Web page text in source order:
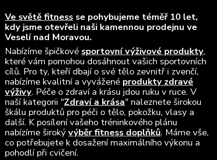
Ve světě fitness se pohybujeme téměř 10 let,
kdy jsme otevřeli naši kamennou prodejnu ve
Veselí nad Moravou.
Nabízíme špičkovésportovní výživové produkty,
které vám pomohou dosáhnout vašich sportovních
cílů. Pro ty, kteří dbají o své tělo zevnitř i zvenčí,
nabízíme kvalitní a vyvážené produkty zdravé
výživy. Péče o zdraví a krásu jdou ruku v ruce. V
naší kategorii "Zdraví a krása" naleznete širokou
škálu produktů pro péči o tělo, pokožku, vlasy a
další. K posílení vašeho tréninkového plánu
nabízíme širokývýběr fitness doplňků. Máme vše,
co potřebujete k dosažení maximálního výkonu a
pohodlí při cvičení.